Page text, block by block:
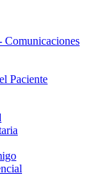
Comunicaciones
Paciente